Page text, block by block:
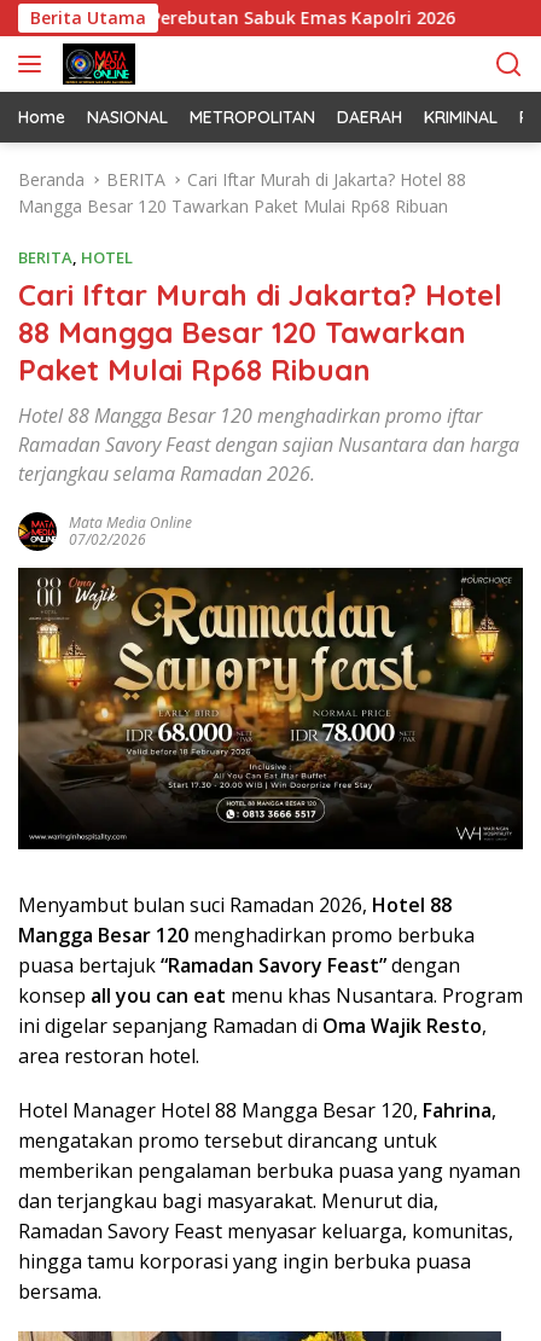
a
g
u
Berita Utama
Jelang Perebutan Sabuk Emas Kapolri 2026
Home NASIONAL METROPOLITAN DAERAH KRIMINAL
Beranda BERITA
Cari Iftar Murah di Jakarta? Hotel 88
Mangga Besar 120 Tawarkan Paket Mulai Rp68 Ribuan
BERITA, HOTEL
Cari Iftar Murah di Jakarta? Hotel
88 Mangga Besar 120 Tawarkan
Paket Mulai Rp68 Ribuan
Hotel 88 Mangga Besar 120 menghadirkan promo iftar
Ramadan Savory Feast dengan sajian Nusantara dan harga
terjangkau selama Ramadan 2026.
Mata Media Online
07/02/2026
Menyambut bulan suci Ramadan 2026, Hotel 88
Mangga Besar 120 menghadirkan promo berbuka
puasa bertajuk“Ramadan Savory Feast”dengan
konsep all you can eat menu khas Nusantara. Program
ini digelar sepanjang Ramadan di Oma Wajik Resto,
area restoran hotel.
Hotel Manager Hotel 88 Mangga Besar 120, Fahrina,
mengatakan promo tersebut dirancang untuk
memberikan pengalaman berbuka puasa yang nyaman
dan terjangkau bagi masyarakat. Menurut dia,
Ramadan Savory Feast menyasar keluarga, komunitas,
hingga tamu korporasi yang ingin berbuka puasa
bersama.